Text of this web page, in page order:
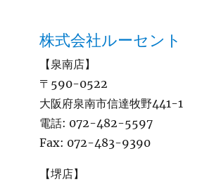
株式会社ルーセント
【泉南店】
〒590-0522
大阪府泉南市信達牧野441-1
電話: 072-482-5597
Fax: 072-483-9390
【堺店】